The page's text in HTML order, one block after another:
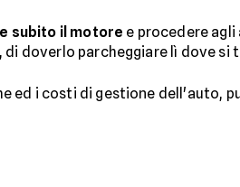
subito il motore e procedere
doverlo parcheggiare lì dove si
ed i costi di gestione dell'auto,